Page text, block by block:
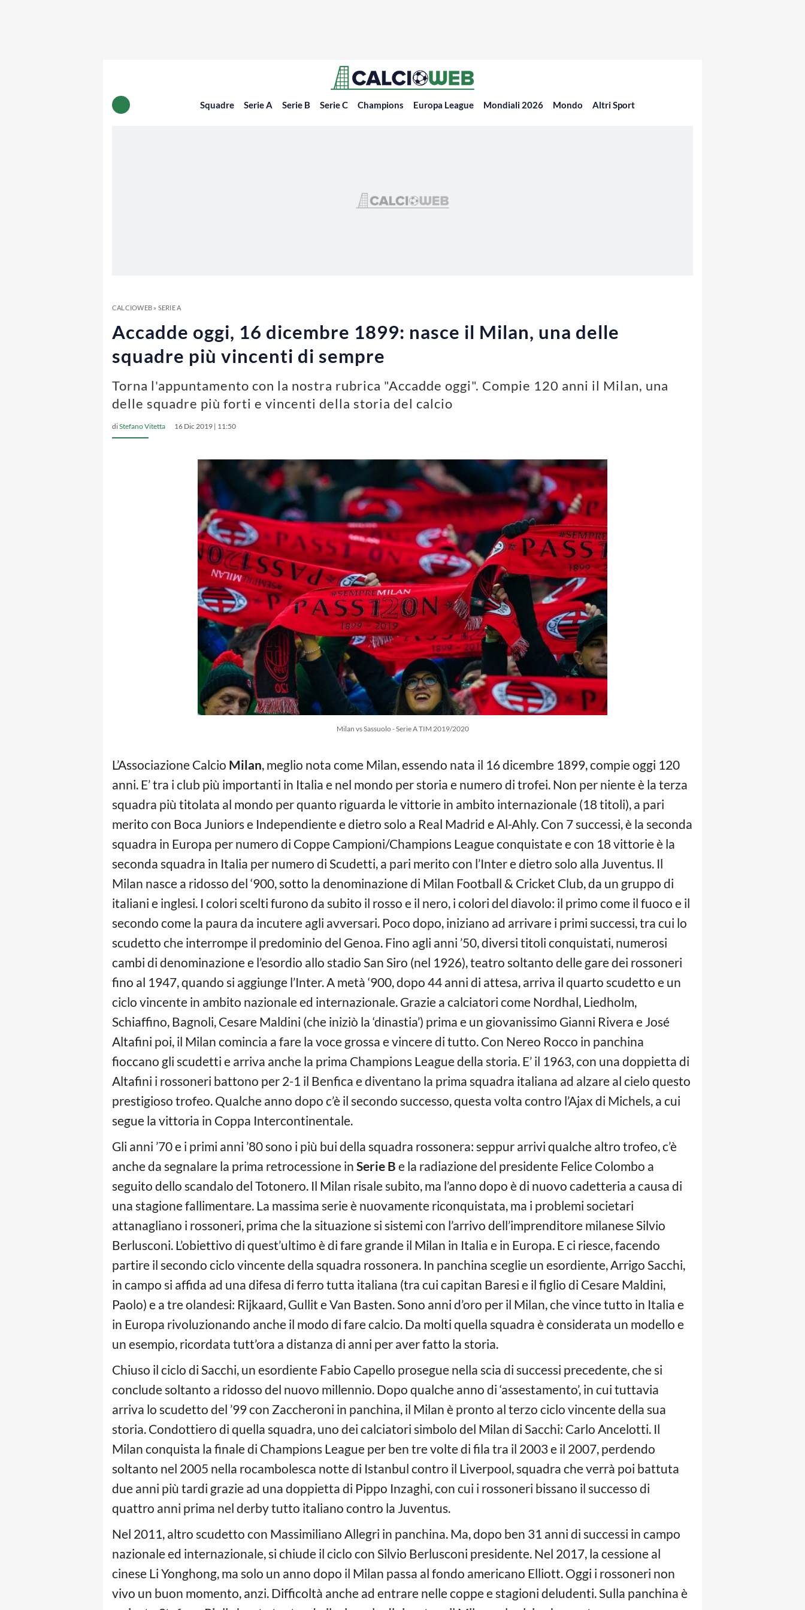
Squadre Serie A Serie B Serie C Champions Europa League Mondiali 2026 Mondo Altri Sport
CALCIOWEB» SERIE A
Accadde oggi, 16 dicembre 1899: nasce il Milan, una delle
squadre più vincenti di sempre
Torna l'appuntamento con la nostra rubrica "Accadde oggi". Compie 120 anni il Milan, una
delle squadre più forti e vincenti della storia del calcio
diStefano Vitetta 16 Dic 2019 | 11:50
Milan vs Sassuolo - Serie A TIM 2019/2020
L’Associazione Calcio Milan, meglio nota come Milan, essendo nata il 16 dicembre 1899, compie oggi 120
anni. E’ tra i club più importanti in Italia e nel mondo per storia e numero di trofei. Non per niente è la terza
squadra più titolata al mondo per quanto riguarda le vittorie in ambito internazionale (18 titoli), a pari
merito con Boca Juniors e Independiente e dietro solo a Real Madrid e Al-Ahly. Con 7 successi, è la seconda
squadra in Europa per numero di Coppe Campioni/Champions League conquistate e con 18 vittorie è la
seconda squadra in Italia per numero di Scudetti, a pari merito con l’Inter e dietro solo alla Juventus. Il
Milan nasce a ridosso del ‘900, sotto la denominazione di Milan Football & Cricket Club, da un gruppo di
italiani e inglesi. I colori scelti furono da subito il rosso e il nero, i colori del diavolo: il primo come il fuoco e il
secondo come la paura da incutere agli avversari. Poco dopo, iniziano ad arrivare i primi successi, tra cui lo
scudetto che interrompe il predominio del Genoa. Fino agli anni ’50, diversi titoli conquistati, numerosi
cambi di denominazione e l’esordio allo stadio San Siro (nel 1926), teatro soltanto delle gare dei rossoneri
fino al 1947, quando si aggiunge l’Inter. A metà ‘900, dopo 44 anni di attesa, arriva il quarto scudetto e un
ciclo vincente in ambito nazionale ed internazionale. Grazie a calciatori come Nordhal, Liedholm,
Schiaffino, Bagnoli, Cesare Maldini (che iniziò la ‘dinastia’) prima e un giovanissimo Gianni Rivera e José
Altafini poi, il Milan comincia a fare la voce grossa e vincere di tutto. Con Nereo Rocco in panchina
fioccano gli scudetti e arriva anche la prima Champions League della storia. E’ il 1963, con una doppietta di
Altafini i rossoneri battono per 2-1 il Benfica e diventano la prima squadra italiana ad alzare al cielo questo
prestigioso trofeo. Qualche anno dopo c’è il secondo successo, questa volta contro l’Ajax di Michels, a cui
segue la vittoria in Coppa Intercontinentale.
Gli anni ’70 e i primi anni ’80 sono i più bui della squadra rossonera: seppur arrivi qualche altro trofeo, c’è
anche da segnalare la prima retrocessione in Serie B e la radiazione del presidente Felice Colombo a
seguito dello scandalo del Totonero. Il Milan risale subito, ma l’anno dopo è di nuovo cadetteria a causa di
una stagione fallimentare. La massima serie è nuovamente riconquistata, ma i problemi societari
attanagliano i rossoneri, prima che la situazione si sistemi con l’arrivo dell’imprenditore milanese Silvio
Berlusconi. L’obiettivo di quest’ultimo è di fare grande il Milan in Italia e in Europa. E ci riesce, facendo
partire il secondo ciclo vincente della squadra rossonera. In panchina sceglie un esordiente, Arrigo Sacchi,
in campo si affida ad una difesa di ferro tutta italiana (tra cui capitan Baresi e il figlio di Cesare Maldini,
Paolo) e a tre olandesi: Rijkaard, Gullit e Van Basten. Sono anni d’oro per il Milan, che vince tutto in Italia e
in Europa rivoluzionando anche il modo di fare calcio. Da molti quella squadra è considerata un modello e
un esempio, ricordata tutt’ora a distanza di anni per aver fatto la storia.
Chiuso il ciclo di Sacchi, un esordiente Fabio Capello prosegue nella scia di successi precedente, che si
conclude soltanto a ridosso del nuovo millennio. Dopo qualche anno di ‘assestamento’, in cui tuttavia
arriva lo scudetto del ’99 con Zaccheroni in panchina, il Milan è pronto al terzo ciclo vincente della sua
storia. Condottiero di quella squadra, uno dei calciatori simbolo del Milan di Sacchi: Carlo Ancelotti. Il
Milan conquista la finale di Champions League per ben tre volte di fila tra il 2003 e il 2007, perdendo
soltanto nel 2005 nella rocambolesca notte di Istanbul contro il Liverpool, squadra che verrà poi battuta
due anni più tardi grazie ad una doppietta di Pippo Inzaghi, con cui i rossoneri bissano il successo di
quattro anni prima nel derby tutto italiano contro la Juventus.
Nel 2011, altro scudetto con Massimiliano Allegri in panchina. Ma, dopo ben 31 anni di successi in campo
nazionale ed internazionale, si chiude il ciclo con Silvio Berlusconi presidente. Nel 2017, la cessione al
cinese Li Yonghong, ma solo un anno dopo il Milan passa al fondo americano Elliott. Oggi i rossoneri non
vivo un buon momento, anzi. Difficoltà anche ad entrare nelle coppe e stagioni deludenti. Sulla panchina è